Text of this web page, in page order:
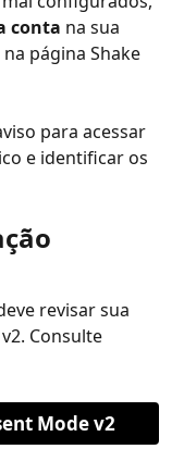
conta na sua
página Shake
para acessar
e identificar os
revisar sua
Consulte
Mode v2